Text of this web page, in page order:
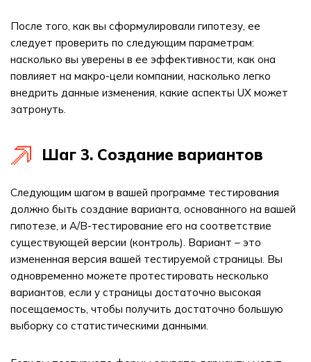
После того, как вы сформулировали гипотезу, ее
следует проверить по следующим параметрам:
насколько вы уверены в ее эффективности, как она
повлияет на макро-цели компании, насколько легко
внедрить данные изменения, какие аспекты UX может
затронуть.
Шаг 3. Создание вариантов
Следующим шагом в вашей программе тестирования
должно быть создание варианта, основанного на вашей
гипотезе, и A/B-тестирование его на соответствие
существующей версии (контроль). Вариант – это
измененная версия вашей тестируемой страницы. Вы
одновременно можете протестировать несколько
вариантов, если у страницы достаточно высокая
посещаемость, чтобы получить достаточно большую
выборку со статистическими данными.